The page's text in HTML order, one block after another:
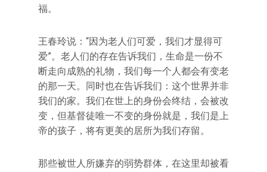
福。
王春玲说：“因为老人们可爱，我们才显得可
爱”。老人们的存在告诉我们，生命是一份不
断走向成熟的礼物，我们每一个人都会有变老
的那一天。同时也在告诉我们：这个世界并非
我们的家。我们在世上的身份会终结，会被改
变，但基督徒唯一不变的身份就是，我们是上
帝的孩子，将有更美的居所为我们存留。
那些被世人所嫌弃的弱势群体，在这里却被看